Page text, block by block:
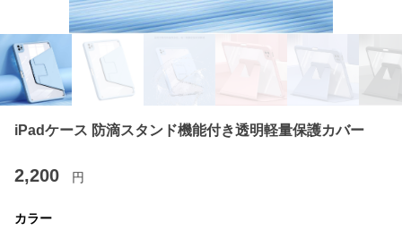
iPadケース 防滴スタンド機能付き透明軽量保護カバー
2,200 円
カラー